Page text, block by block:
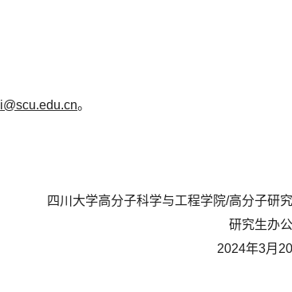
。
四川大学高分子科学与工程学院/高分子研
研究生办
2024年3月